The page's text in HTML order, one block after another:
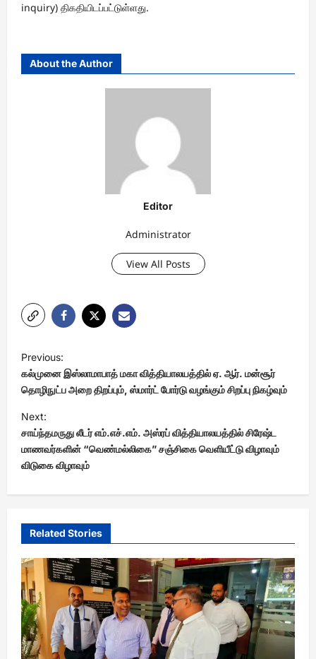
inquiry) திகதியிடப்பட்டுள்ளது.
About the Author
Editor
Administrator
View All Posts
P
o
s
t
n
a
g
a
t
i
o
n
Previous:
கல்முனை இஸ்லாமாபாத் மகா வித்தியாலயத்தில் ஏ. ஆர். மன்சூர்
தொழிநுட்ப அறை திறப்பும், ஸ்மார்ட் போர்டு வழங்கும் சிறப்பு நிகழ்வும்
Next:
சாய்ந்தமருது லீடர் எம்.எச்.எம். அஸ்ரப் வித்தியாலயத்தில் சிரேஷ்ட
மாணவர்களின் “வெண்மல்லிகை” சஞ்சிகை வெளியீட்டு விழாவும்
விடுகை விழாவும்
Related Stories